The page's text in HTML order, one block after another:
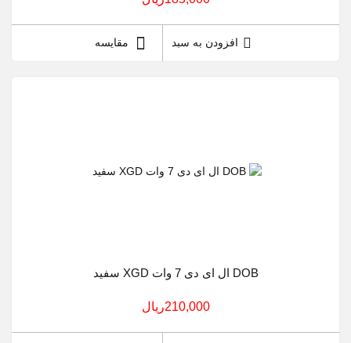
افزودن به سبد مقایسه
DOB ال ای دی 7 وات XGD سفید
210,000ريال